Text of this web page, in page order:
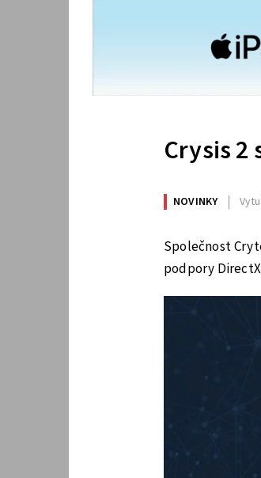
Crysis 2
NOVINKY
Společnost
podpory